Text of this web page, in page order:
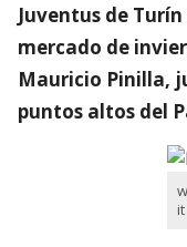
Juventus de
mercado de
Mauricio Pinilla,
puntos altos del
it